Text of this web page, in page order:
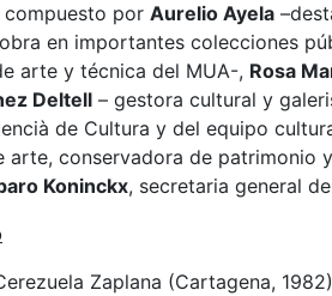
compuesto por Aurelio Ayela
en importantes colecciones
arte y técnica del MUA-, Rosa
Deltell – gestora cultural y
de Cultura y del equipo
arte, conservadora de patrimonio
Koninckx, secretaria general
Zaplana (Cartagena,